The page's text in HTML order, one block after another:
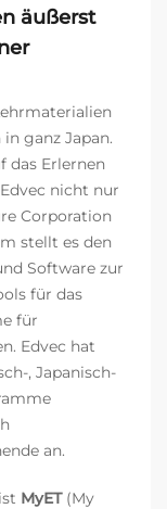
äußerst
ganz Japan.
das Erlernen
nicht nur
Corporation
stellt es den
Software zur
für das
für
Edvec hat
, Japanisch-
an.
MyET(My